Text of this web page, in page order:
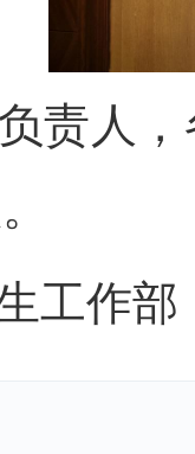
责人
工作部